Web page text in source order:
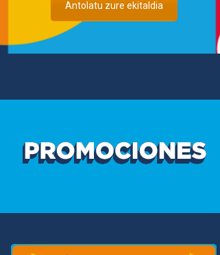
Antolatu zure ekitaldia